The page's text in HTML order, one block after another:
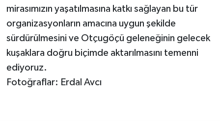
mirasımızın yaşatılmasına katkı sağlayan bu tür
organizasyonların amacına uygun şekilde
sürdürülmesini ve Otçugöçü geleneğinin gelecek
kuşaklara doğru biçimde aktarılmasını temenni
ediyoruz.
Fotoğraflar: Erdal Avcı